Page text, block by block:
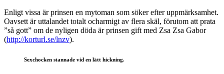
Enligt vissa är prinsen en mytoman som söker efter uppmärksamhet.
Oavsett är uttalandet totalt ocharmigt av flera skäl, förutom att prata
”så gott” om de nyligen döda är prinsen gift med Zsa Zsa Gabor
(http://korturl.se/lnzv).
Sexchocken stannade vid en lätt hickning.